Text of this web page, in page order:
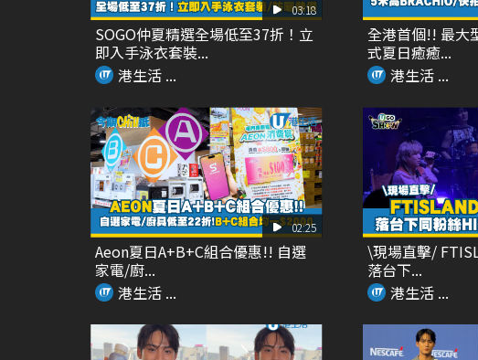
03:18
SOGO仲夏精選全場低至37折！立
即入手泳衣套裝...
港生活 ...
全港首個!! 最大
式夏日癒癒...
港生活 ...
02:25
Aeon夏日A+B+C組合優惠!! 自選
家電/廚...
港生活 ...
\現場直擊/
落台下...
港生活 ...